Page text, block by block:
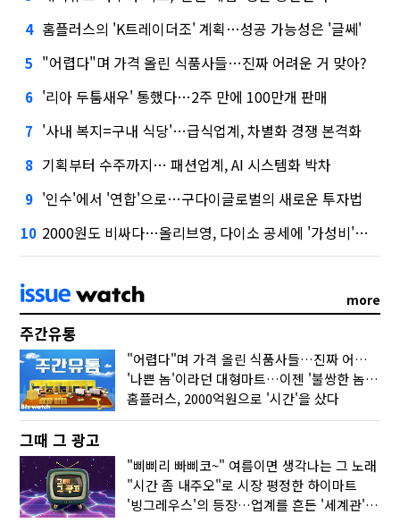
4 홈플러스의 'K트레이더조' 계획…성공 가능성은 '글쎄'
5 "어렵다"며 가격 올린 식품사들…진짜 어려운 거 맞아?
6 '리아 두툼새우' 통했다…2주 만에 100만개 판매
7 '사내 복지=구내 식당'…급식업계, 차별화 경쟁 본격화
8 기획부터 수주까지… 패션업계, AI 시스템화 박차
9 '인수'에서 '연합'으로…구다이글로벌의 새로운 투자법
10 2000원도 비싸다…올리브영, 다이소 공세에 '가성비'로 맞불
more
주간유통
"어렵다"며 가격 올린 식품사들…진짜 어려운 거 맞아?
'나쁜 놈'이라던 대형마트…이젠 '불쌍한 놈' 됐다
홈플러스, 2000억원으로 '시간'을 샀다
그때 그 광고
"삐삐리 빠삐코~" 여름이면 생각나는 그 노래
"시간 좀 내주오"로 시장 평정한 하이마트
'빙그레우스'의 등장…업계를 흔든 '세계관' 마케팅